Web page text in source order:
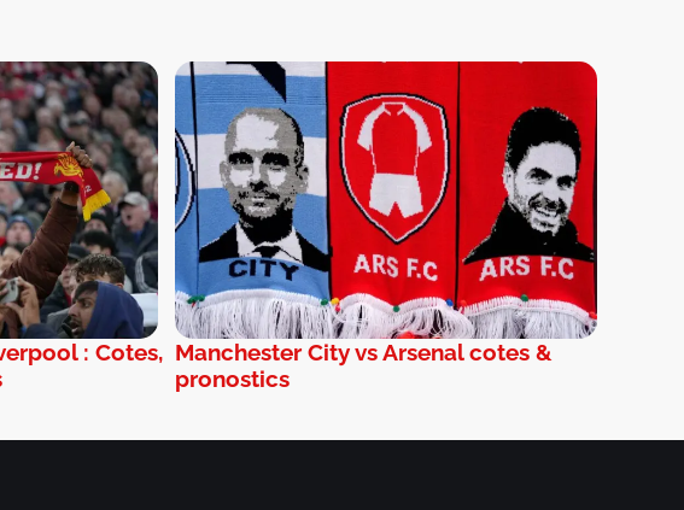
: Cotes, Manchester City vs Arsenal cotes &
pronostics